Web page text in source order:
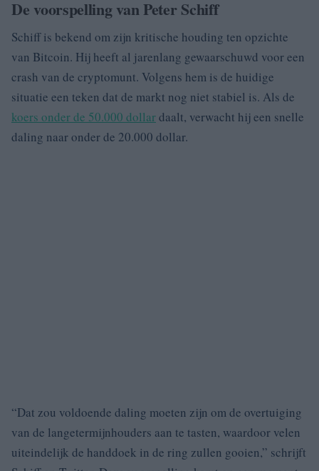
De voorspelling van Peter Schiff
Schiff is bekend om zijn kritische houding ten opzichte
van Bitcoin. Hij heeft al jarenlang gewaarschuwd voor een
crash van de cryptomunt. Volgens hem is de huidige
situatie een teken dat de markt nog niet stabiel is. Als de
koers onder de 50.000 dollardaalt, verwacht hij een snelle
daling naar onder de 20.000 dollar.
“Dat zou voldoende daling moeten zijn om de overtuiging
van de langetermijnhouders aan te tasten, waardoor velen
uiteindelijk de handdoek in de ring zullen gooien,” schrijft